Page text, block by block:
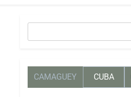
CAMAGUEY CUBA